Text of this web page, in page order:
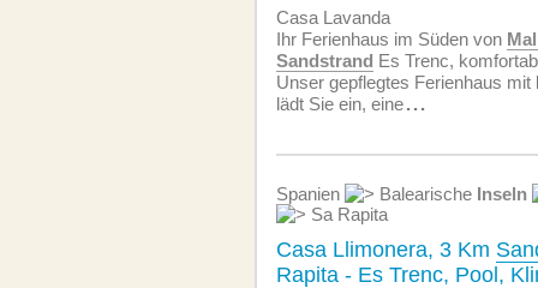
Casa Lavanda
Ihr Ferienhaus im Süden von
Sandstrand Es Trenc,
Unser gepflegtes Ferienhaus mit
lädt Sie ein, eine...
Spanien Balearische Inseln
Sa Rapita
Casa Llimonera, 3 Km
Rapita - Es Trenc, Pool,